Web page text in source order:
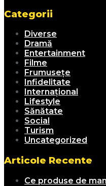
Categorii
Diverse
Dramă
Entertainment
Filme
Frumusețe
Infidelitate
Internațional
Lifestyle
Sănătate
Social
Turism
Uncategorized
Articole Recente
Ce produse de